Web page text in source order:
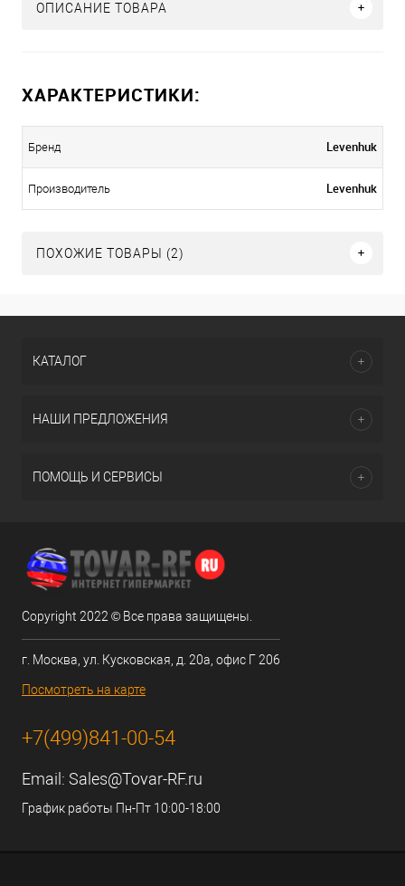
ОПИСАНИЕ ТОВАРА
ХАРАКТЕРИСТИКИ:
Бренд Levenhuk
Производитель Levenhuk
ПОХОЖИЕ ТОВАРЫ (2)
КАТАЛОГ
НАШИ ПРЕДЛОЖЕНИЯ
ПОМОЩЬ И СЕРВИСЫ
Copyright 2022 © Все права защищены.
г. Москва, ул. Кусковская, д. 20а, офис Г 206
Посмотреть на карте
+7(499)841-00-54
Email: Sales@Tovar-RF.ru
График работы Пн-Пт 10:00-18:00